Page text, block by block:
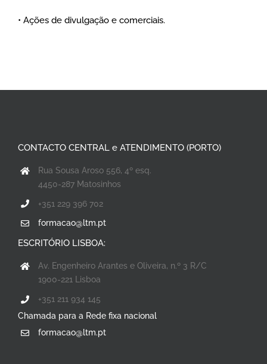
• Ações de divulgação e comerciais.
CONTACTO CENTRAL e ATENDIMENTO (PORTO)
Rua Sousa Aroso 556, 4º esq.
4450-287 Matosinhos
+351 229 396 702
formacao@ltm.pt
ESCRITÓRIO LISBOA:
Av. Engenheiro Arantes e Oliveira, n.º 3 R/C
1900-221 Lisboa
+351 211 934 145
Chamada para a Rede fixa nacional
formacao@ltm.pt